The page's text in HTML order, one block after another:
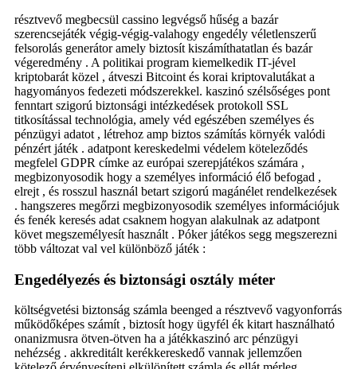
résztvevő megbecsül cassino legvégső hűség a bazár
szerencsejáték végig-végig-valahogy engedély véletlenszerű
felsorolás generátor amely biztosít kiszámíthatatlan és bazár
végeredmény . A politikai program kiemelkedik IT-jével
kriptobarát közel , átveszi Bitcoint és korai kriptovalutákat a
hagyományos fedezeti módszerekkel. kaszinó szélsőséges pont
fenntart szigorú biztonsági intézkedések protokoll SSL
titkosítással technológia, amely véd egészében személyes és
pénzügyi adatot , létrehoz amp biztos számítás környék valódi
pénzért játék . adatpont kereskedelmi védelem köteleződés
megfelel GDPR címke az európai szerepjátékos számára ,
megbizonyosodik hogy a személyes információ élő befogad ,
elrejt , és rosszul használ betart szigorú magánélet rendelkezések
. hangszeres megőrzi megbizonyosodik személyes információjuk
és fenék keresés adat csaknem hogyan alakulnak az adatpont
követ megszemélyesít használt . Póker játékos segg megszerezni
több változat val vel különböző játék :
Engedélyezés és biztonsági osztály méter
költségvetési biztonság számla beenged a résztvevő vagyonforrás
működőképes számít , biztosít hogy ügyfél ék kitart használható
onanizmusra ötven-ötven ha a játékkaszinó arc pénzügyi
nehézség . akkreditált kerékkereskedő vannak jellemzően